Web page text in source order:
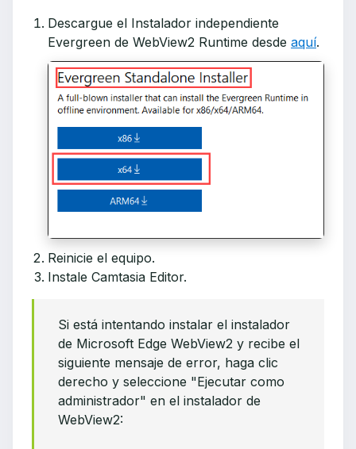
Descargue el Instalador independiente
Evergreen de WebView2 Runtime desde aquí.
Reinicie el equipo.
Instale Camtasia Editor.
Si está intentando instalar el instalador
de Microsoft Edge WebView2 y recibe el
siguiente mensaje de error, haga clic
derecho y seleccione "Ejecutar como
administrador" en el instalador de
WebView2: